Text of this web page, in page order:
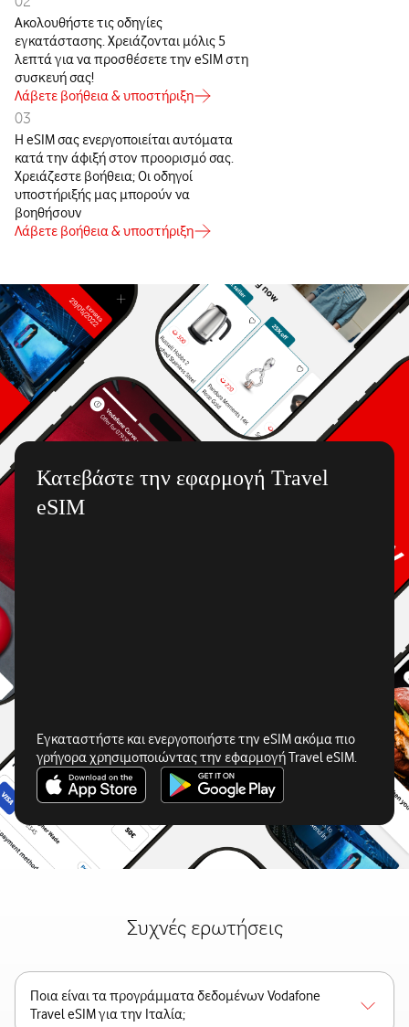
Ακολουθήστε τις οδηγίες
εγκατάστασης. Χρειάζονται μόλις 5
λεπτά για να προσθέσετε την eSIM στη
συσκευή σας!
Λάβετε βοήθεια & υποστήριξη
03
Η eSIM σας ενεργοποιείται αυτόματα
κατά την άφιξή στον προορισμό σας.
Χρειάζεστε βοήθεια; Οι οδηγοί
υποστήριξής μας μπορούν να
βοηθήσουν
Λάβετε βοήθεια & υποστήριξη
Κατεβάστε την εφαρμογή Travel
eSIM
Εγκαταστήστε και ενεργοποιήστε την eSIM ακόμα πιο
γρήγορα χρησιμοποιώντας την εφαρμογή Travel eSIM.
Συχνές ερωτήσεις
Ποια είναι τα προγράμματα δεδομένων Vodafone
Travel eSIM για την Ιταλία;